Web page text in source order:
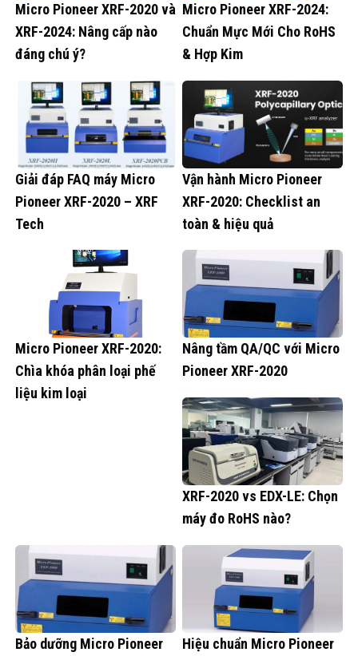
Micro Pioneer XRF-2020 và
XRF-2024: Nâng cấp nào
đáng chú ý?
Micro Pioneer XRF-2024:
Chuẩn Mực Mới Cho RoHS
& Hợp Kim
Giải đáp FAQ máy Micro
Pioneer XRF-2020 – XRF
Tech
Vận hành Micro Pioneer
XRF-2020: Checklist an
toàn & hiệu quả
Micro Pioneer XRF-2020:
Chìa khóa phân loại phế
liệu kim loại
Nâng tầm QA/QC với Micro
Pioneer XRF-2020
XRF-2020 vs EDX-LE: Chọn
máy đo RoHS nào?
Bảo dưỡng Micro Pioneer Hiệu chuẩn Micro Pioneer